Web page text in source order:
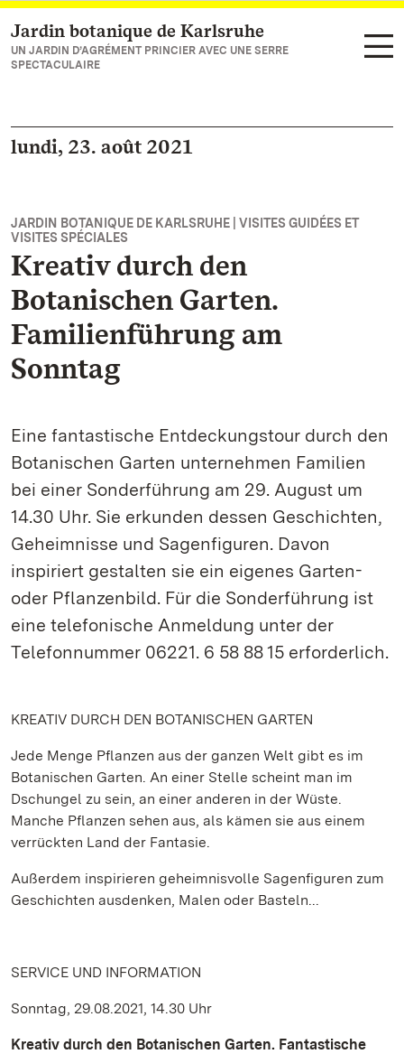
Vers la page d’accueil
Jardin botanique de Karlsruhe
UN JARDIN D’AGRÉMENT PRINCIER AVEC UNE SERRE
SPECTACULAIRE
lundi, 23. août 2021
JARDIN BOTANIQUE DE KARLSRUHE | VISITES GUIDÉES ET
VISITES SPÉCIALES
Kreativ durch den
Botanischen Garten.
Familienführung am
Sonntag
Eine fantastische Entdeckungstour durch den
Botanischen Garten unternehmen Familien
bei einer Sonderführung am 29. August um
14.30 Uhr. Sie erkunden dessen Geschichten,
Geheimnisse und Sagenfiguren. Davon
inspiriert gestalten sie ein eigenes Garten-
oder Pflanzenbild. Für die Sonderführung ist
eine telefonische Anmeldung unter der
Telefonnummer 06221. 6 58 88 15 erforderlich.
KREATIV DURCH DEN BOTANISCHEN GARTEN
Jede Menge Pflanzen aus der ganzen Welt gibt es im
Botanischen Garten. An einer Stelle scheint man im
Dschungel zu sein, an einer anderen in der Wüste.
Manche Pflanzen sehen aus, als kämen sie aus einem
verrückten Land der Fantasie.
Außerdem inspirieren geheimnisvolle Sagenfiguren zum
Geschichten ausdenken, Malen oder Basteln...
SERVICE UND INFORMATION
Sonntag, 29.08.2021, 14.30 Uhr
Kreativ durch den Botanischen Garten. Fantastische